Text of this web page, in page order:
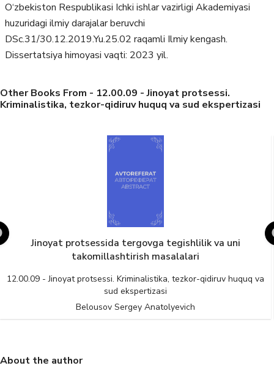
O‘zbekiston Respublikasi Ichki ishlar vazirligi Akademiyasi
huzuridagi ilmiy darajalar beruvchi
DSc.31/30.12.2019.Yu.25.02 raqamli Ilmiy kengash.
Dissertatsiya himoyasi vaqti: 2023 yil.
Other Books From - 12.00.09 - Jinoyat protsessi.
Kriminalistika, tezkor-qidiruv huquq va sud ekspertizasi
Jinoyat protsessida tergovga tegishlilik va uni
takomillashtirish masalalari
12.00.09 - Jinoyat protsessi. Kriminalistika, tezkor-qidiruv huquq va
sud ekspertizasi
Belousov Sergey Anatolyevich
About the author